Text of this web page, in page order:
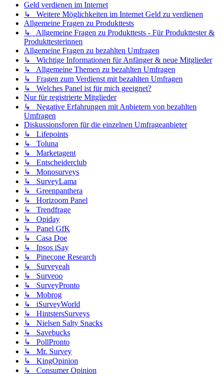
Geld verdienen im Internet
↳ Weitere Möglichkeiten im Internet Geld zu verdienen
Allgemeine Fragen zu Produkttests
↳ Allgemeine Fragen zu Produkttests - Für Produkttester &
Produkttesterinnen
Allgemeine Fragen zu bezahlten Umfragen
↳ Wichtige Informationen für Anfänger & neue Mitglieder
↳ Allgemeine Themen zu bezahlten Umfragen
↳ Fragen zum Verdienst mit bezahlten Umfragen
↳ Welches Panel ist für mich geeignet?
Nur für registrierte Mitglieder
↳ Negative Erfahrungen mit Anbietern von bezahlten
Umfragen
Diskussionsforen für die einzelnen Umfrageanbieter
↳ Lifepoints
↳ Toluna
↳ Marketagent
↳ Entscheiderclub
↳ Monosurveys
↳ SurveyLama
↳ Greenpanthera
↳ Horizoom Panel
↳ Trendfrage
↳ Opiday
↳ Panel GfK
↳ Casa Doe
↳ Ipsos iSay
↳ Pinecone Research
↳ Surveyeah
↳ Surveoo
↳ SurveyPronto
↳ Mobrog
↳ iSurveyWorld
↳ HintstersSurveys
↳ Nielsen Salty Snacks
↳ Savebucks
↳ PollPronto
↳ Mr. Survey
↳ KingOpinion
↳ Consumer Opinion